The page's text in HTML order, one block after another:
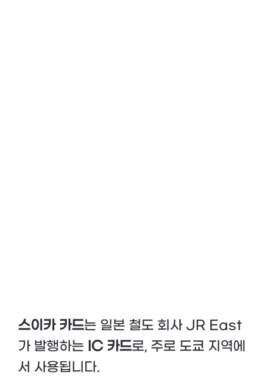
스이카 카드는 일본 철도 회사 JR East
가 발행하는 IC 카드로, 주로 도쿄 지역에
서 사용됩니다.